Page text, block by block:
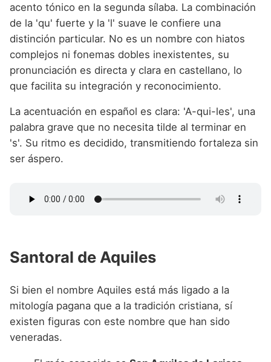
acento tónico en la segunda sílaba. La combinación
de la 'qu' fuerte y la 'l' suave le confiere una
distinción particular. No es un nombre con hiatos
complejos ni fonemas dobles inexistentes, su
pronunciación es directa y clara en castellano, lo
que facilita su integración y reconocimiento.
La acentuación en español es clara: 'A-qui-les', una
palabra grave que no necesita tilde al terminar en
's'. Su ritmo es decidido, transmitiendo fortaleza sin
ser áspero.
Santoral de Aquiles
Si bien el nombre Aquiles está más ligado a la
mitología pagana que a la tradición cristiana, sí
existen figuras con este nombre que han sido
veneradas.